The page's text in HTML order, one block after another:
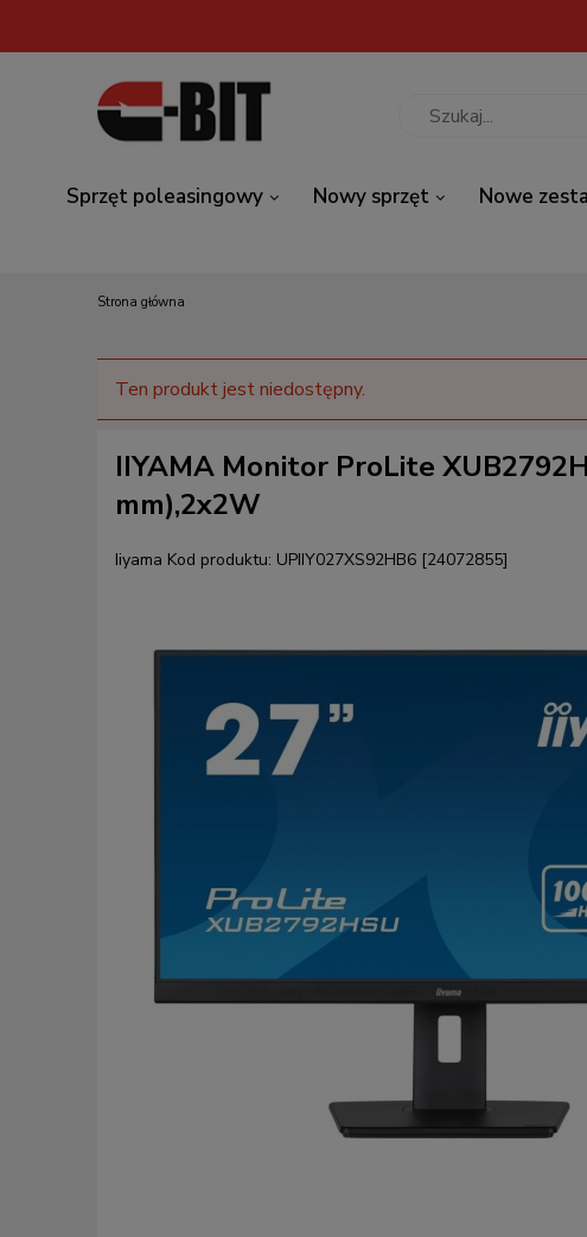
Sprzęt poleasingowy Nowy sprzęt Nowe
Strona główna
Ten produkt jest niedostępny.
IIYAMA Monitor ProLite
mm),2x2W
Iiyama Kod produktu: UPIIY027XS92HB6 [24072855]